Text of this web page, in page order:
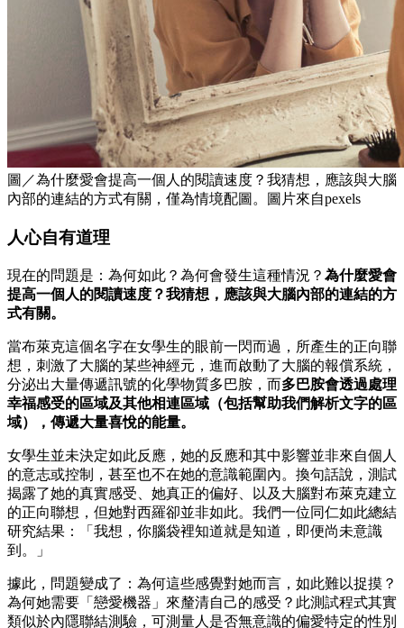
圖／為什麼愛會提高一個人的閱讀速度？我猜想，應該與大腦
內部的連結的方式有關，僅為情境配圖。圖片來自pexels
人心自有道理
現在的問題是：為何如此？為何會發生這種情況？ 為什麼愛會
提高一個人的閱讀速度？我猜想，應該與大腦內部的連結的方
式有關。
當布萊克這個名字在女學生的眼前一閃而過，所產生的正向聯
想，刺激了大腦的某些神經元，進而啟動了大腦的報償系統，
分泌出大量傳遞訊號的化學物質多巴胺，而多巴胺會透過處理
幸福感受的區域及其他相連區域（包括幫助我們解析文字的區
域），傳遞大量喜悅的能量。
女學生並未決定如此反應，她的反應和其中影響並非來自個人
的意志或控制，甚至也不在她的意識範圍內。換句話說，測試
揭露了她的真實感受、她真正的偏好、以及大腦對布萊克建立
的正向聯想，但她對西羅卻並非如此。我們一位同仁如此總結
研究結果：「我想，你腦袋裡知道就是知道，即便尚未意識
到。」
據此，問題變成了：為何這些感覺對她而言，如此難以捉摸？
為何她需要「戀愛機器」來釐清自己的感受？此測試程式其實
類似於內隱聯結測驗，可測量人是否無意識的偏愛特定的性別